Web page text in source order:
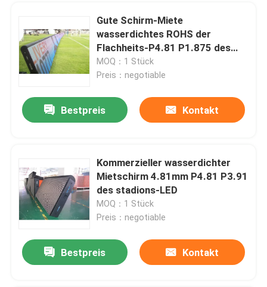
Heim
Gute Schirm-Miete
wasserdichtes ROHS der
Flachheits-P4.81 P1.875 des
Stadions-LED
MOQ：1 Stück
Preis：negotiable
Bestpreis Kontakt
Kommerzieller wasserdichter
Mietschirm 4.81mm P4.81 P3.91
des stadions-LED
MOQ：1 Stück
Preis：negotiable
Bestpreis Kontakt